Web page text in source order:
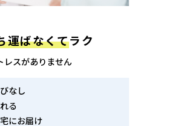
運ばなくてラク
レスがありません
なし
る
にお届け